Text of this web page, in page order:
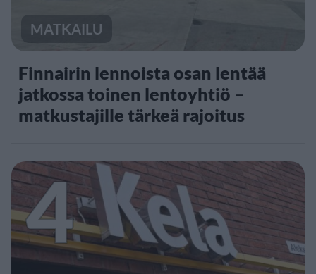
MATKAILU
Finnairin lennoista osan lentää
jatkossa toinen lentoyhtiö –
matkustajille tärkeä rajoitus
4